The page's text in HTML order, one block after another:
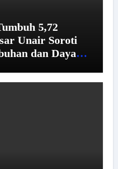
5,72
Unair Soroti
dan Daya